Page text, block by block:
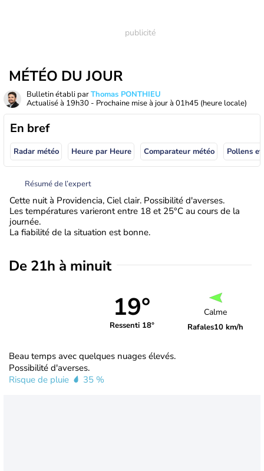
MÉTÉO DU JOUR
Bulletin établi parThomas PONTHIEU
Actualisé à 19h30 - Prochaine mise à jour à 01h45 (heure locale)
En bref
Radar météo Heure par Heure Comparateur météo Pollens
Résumé de l’expert
Cette nuit à Providencia, Ciel clair. Possibilité d'averses.
Les températures varieront entre 18 et 25°C au cours de la
journée.
La fiabilité de la situation est bonne.
De 21h à minuit
19°
Ressenti 18°
Calme
Rafales10 km/h
Beau temps avec quelques nuages élevés.
Possibilité d'averses.
Risque de pluie
35 %